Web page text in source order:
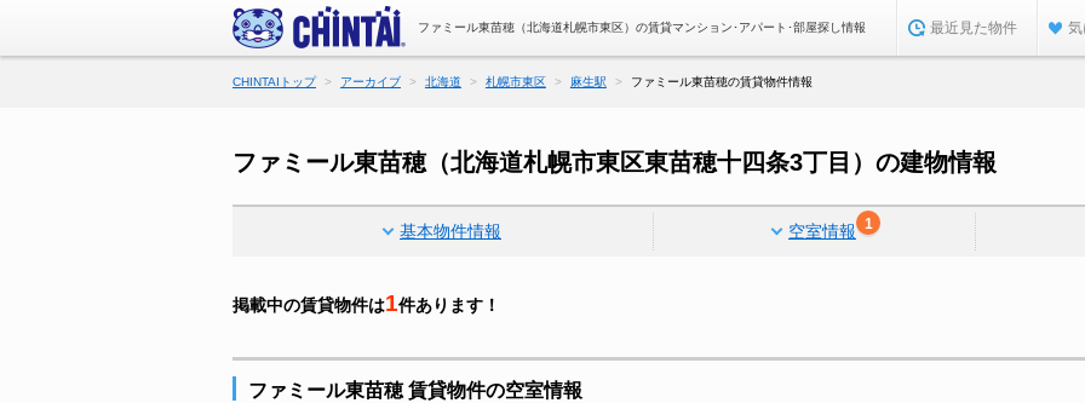
ファミール東苗穂（北海道札幌市東区）の賃貸マンション･アパート･部屋探し情報 最近見た物件
CHINTAIトップ アーカイブ 北海道 札幌市東区 麻生駅 ファミール東苗穂の賃貸物件情報
ファミール東苗穂（北海道札幌市東区東苗穂十四条3丁目）の建物情報
基本物件情報 空室情報 1
掲載中の賃貸物件は1件あります！
ファミール東苗穂 賃貸物件の空室情報